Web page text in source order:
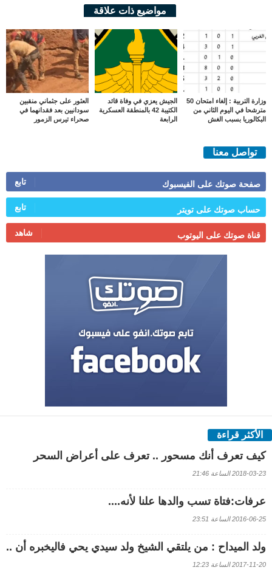
مواضيع ذات علاقة
وزارة التربية : إلغاء امتحان 50
مترشحا في اليوم الثاني من
البكالوريا بسبب الغش
الجيش يعزي في وفاة قائد
الكتيبة 42 بالمنطقة العسكرية
الرابعة
العثور على جثماني منقبين
سودانيين بعد فقدانهما في
صحراء تيرس الزمور
تواصل معنا
صفحة صوتك على الفيسبوك تابع
حساب صوتك على تويتر تابع
قناة صوتك على اليوتوب شاهد
الأكثر قراءة
كيف تعرف أنك مسحور .. تعرف على أعراض السحر
2018-03-23 الساعة 21:46
عرفات:فتاة تسب والدها علنا لأنه....
2016-06-25 الساعة 23:51
ولد الميداح : من يلتقي الشيخ ولد سيدي يحي فاليخبره أن ..
2017-11-20 الساعة 12:23